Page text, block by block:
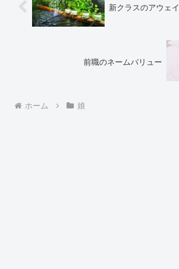
新クラスのアウェイ
前職のネームバリュー
ホーム 娘